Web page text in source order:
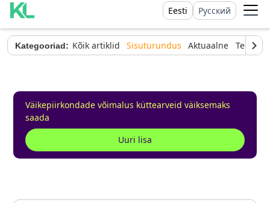
Eesti Русский
Kategooriad: Kõik artiklid Sisuturundus Aktuaalne
Väikepiirkondade võimalus küttearveid väiksemaks
saada
Uuri lisa